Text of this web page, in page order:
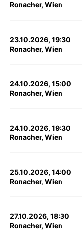
Ronacher, Wien
23.10.2026, 19:30
Ronacher, Wien
24.10.2026, 15:00
Ronacher, Wien
24.10.2026, 19:30
Ronacher, Wien
25.10.2026, 14:00
Ronacher, Wien
27.10.2026, 18:30
Ronacher, Wien